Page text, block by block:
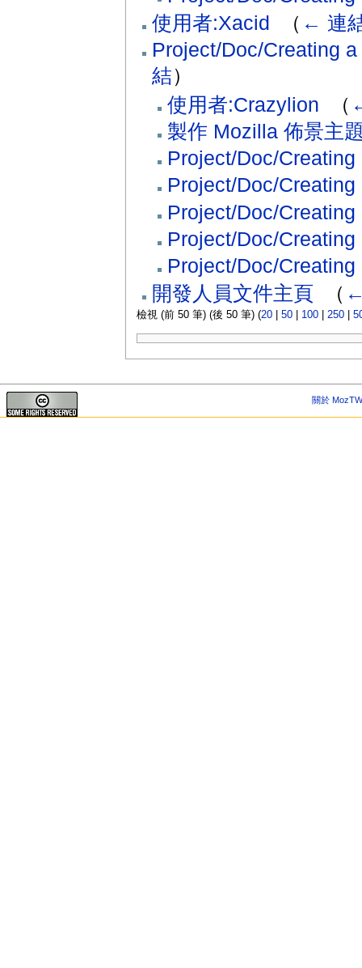
使用者:Xacid
（ ← 連
Project/Doc/Creating
結）
使用者:Crazylion
（
製作 Mozilla 佈景主
Project/Doc/
Project/Doc/
Project/Doc/
Project/Doc/
Project/Doc/
開發人員文件主頁
（
檢視 (前 50 筆) (後 50 筆) (20| 50| 100| 250|
關於